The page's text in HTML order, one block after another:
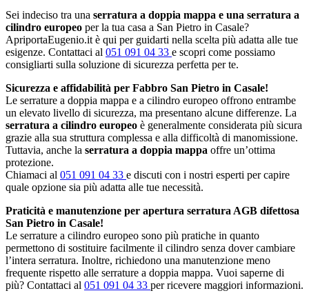
Sei indeciso tra una serratura a doppia mappa e una serratura a
cilindro europeo per la tua casa a San Pietro in Casale?
ApriportaEugenio.it è qui per guidarti nella scelta più adatta alle tue
esigenze. Contattaci al 051 091 04 33 e scopri come possiamo
consigliarti sulla soluzione di sicurezza perfetta per te.
Sicurezza e affidabilità per Fabbro San Pietro in Casale!
Le serrature a doppia mappa e a cilindro europeo offrono entrambe
un elevato livello di sicurezza, ma presentano alcune differenze. La
serratura a cilindro europeo è generalmente considerata più sicura
grazie alla sua struttura complessa e alla difficoltà di manomissione.
Tuttavia, anche la serratura a doppia mappa offre un’ottima
protezione.
Chiamaci al 051 091 04 33 e discuti con i nostri esperti per capire
quale opzione sia più adatta alle tue necessità.
Praticità e manutenzione per apertura serratura AGB difettosa
San Pietro in Casale!
Le serrature a cilindro europeo sono più pratiche in quanto
permettono di sostituire facilmente il cilindro senza dover cambiare
l’intera serratura. Inoltre, richiedono una manutenzione meno
frequente rispetto alle serrature a doppia mappa. Vuoi saperne di
più? Contattaci al 051 091 04 33 per ricevere maggiori informazioni.